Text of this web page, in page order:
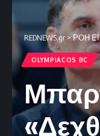
REDNEWS.gr >ΡΟΗ
OLYMPIACOS BC